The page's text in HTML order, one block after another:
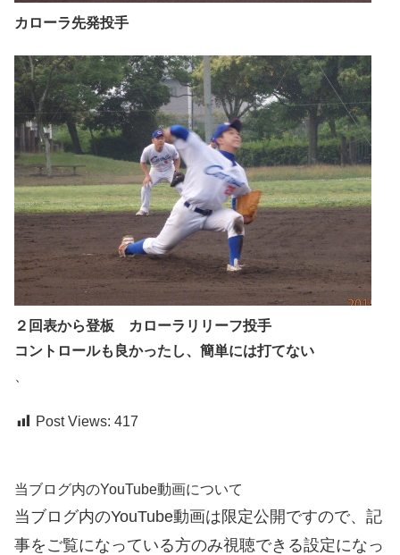
カローラ先発投手
２回表から登板 カローラリリーフ投手
コントロールも良かったし、簡単には打てない
、
Post Views: 417
当ブログ内のYouTube動画について
当ブログ内のYouTube動画は限定公開ですので、記
事をご覧になっている方のみ視聴できる設定になっ